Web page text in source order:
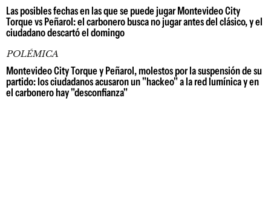
Las posibles fechas en las que se puede jugar Montevideo City
Torque vs Peñarol: el carbonero busca no jugar antes del clásico, y el
ciudadano descartó el domingo
POLÉMICA
Montevideo City Torque y Peñarol, molestos por la suspensión de su
partido: los ciudadanos acusaron un "hackeo" a la red lumínica y en
el carbonero hay "desconfianza"